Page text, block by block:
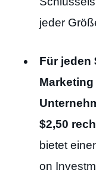
jeder
Für jeden
$2,50
bietet
on